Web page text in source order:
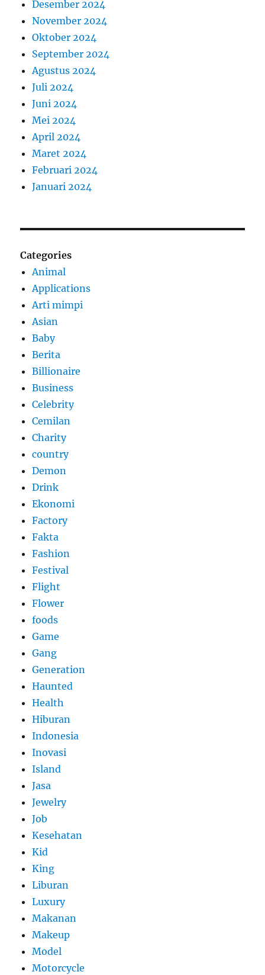
Desember 2024
November 2024
Oktober 2024
September 2024
Agustus 2024
Juli 2024
Juni 2024
Mei 2024
April 2024
Maret 2024
Februari 2024
Januari 2024
Categories
Animal
Applications
Arti mimpi
Asian
Baby
Berita
Billionaire
Business
Celebrity
Cemilan
Charity
country
Demon
Drink
Ekonomi
Factory
Fakta
Fashion
Festival
Flight
Flower
foods
Game
Gang
Generation
Haunted
Health
Hiburan
Indonesia
Inovasi
Island
Jasa
Jewelry
Job
Kesehatan
Kid
King
Liburan
Luxury
Makanan
Makeup
Model
Motorcycle